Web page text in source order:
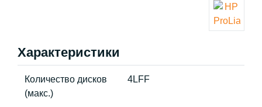
Характеристики
Количество дисков
(макс.)
4LFF